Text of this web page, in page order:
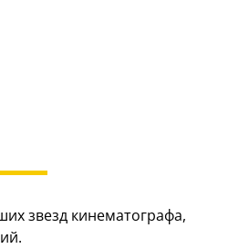
звезд кинематографа,